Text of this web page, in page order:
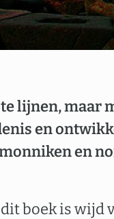
lijnen, maar
en
en
boek is